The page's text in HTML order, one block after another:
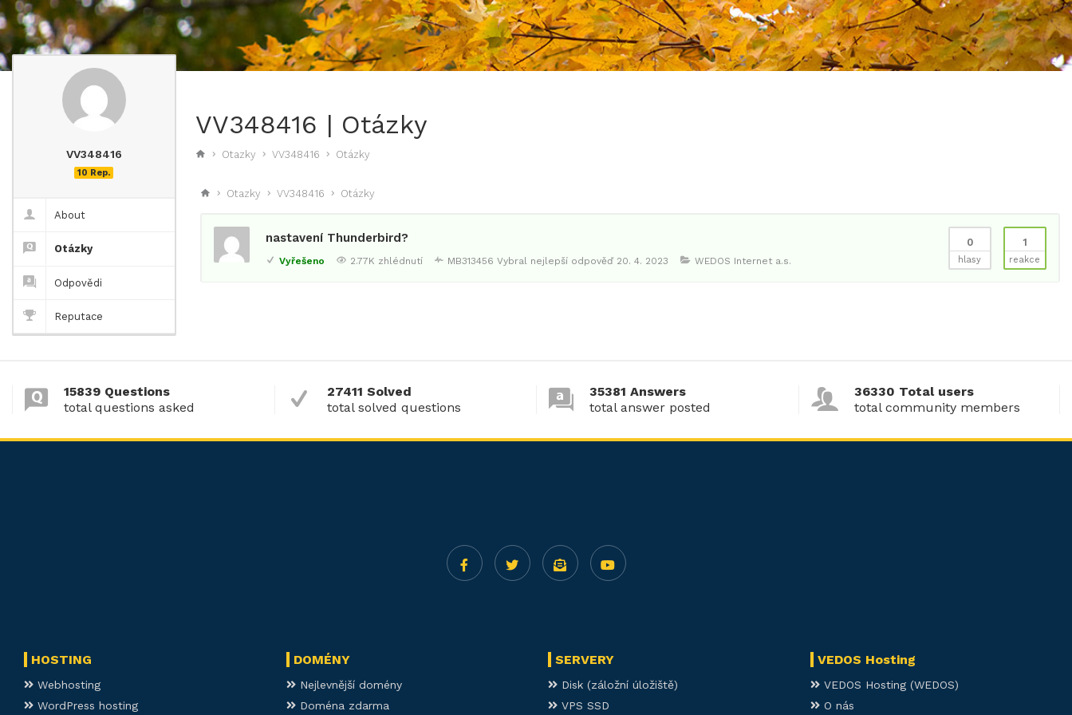
VV348416 | Otázky
Otazky VV348416 Otázky
VV348416
10 Rep.
About
Otázky
Odpovědi
Reputace
Otazky VV348416 Otázky
0
hlasy
1
reakce
nastavení Thunderbird?
Vyřešeno 2.77K zhlédnutí MB313456 Vybral nejlepší odpověď 20. 4. 2023 WEDOS Internet a.s.
15839 Questions
total questions asked
27411 Solved
total solved questions
35381 Answers
total answer posted
36330 Total users
total community members
HOSTING
Webhosting
WordPress hosting
DOMÉNY
Nejlevnější domény
Doména zdarma
SERVERY
Disk (záložní úložiště)
VPS SSD
VEDOS Hosting
VEDOS Hosting (WEDOS)
O nás